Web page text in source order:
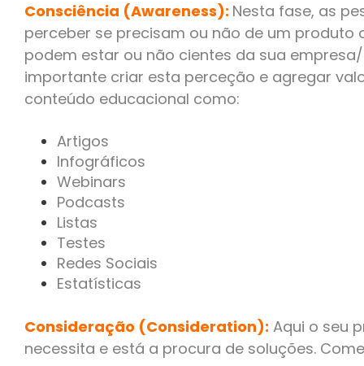
Consciência (Awareness): Nesta fase, as
perceber se precisam ou não de um produto
podem estar ou não cientes da sua
importante criar esta perceção e agregar
conteúdo educacional como:
Artigos
Infográficos
Webinars
Podcasts
Listas
Testes
Redes Sociais
Estatísticas
Consideração (Consideration): Aqui o seu
necessita e está a procura de soluções.